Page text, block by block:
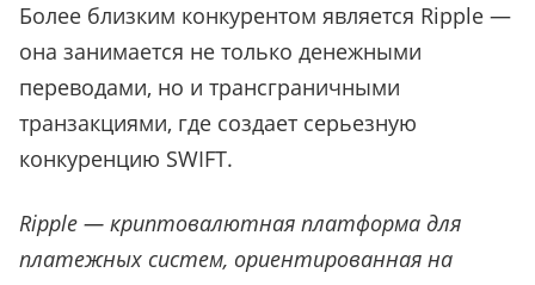
Более близким конкурентом является Ripple —
она занимается не только денежными
переводами, но и трансграничными
транзакциями, где создает серьезную
конкуренцию SWIFT.
Ripple — криптовалютная платформа для
платежных систем, ориентированная на